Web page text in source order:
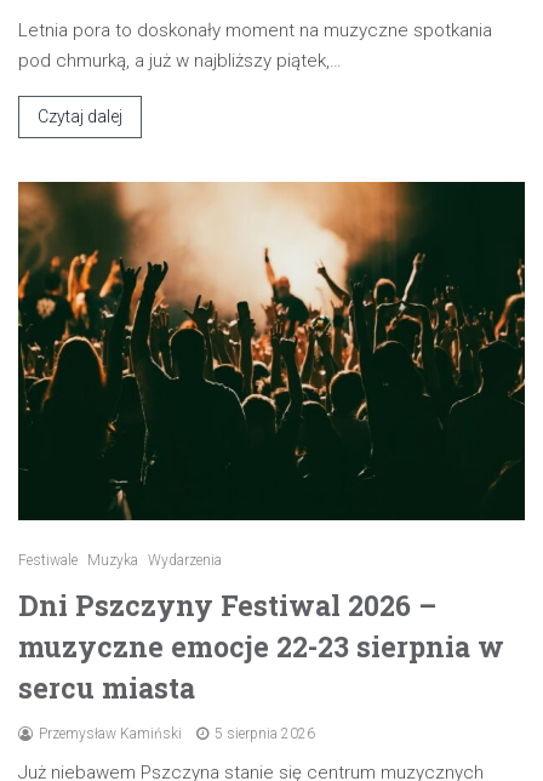
Letnia pora to doskonały moment na muzyczne spotkania
pod chmurką, a już w najbliższy piątek,…
Czytaj dalej
Festiwale Muzyka Wydarzenia
Dni Pszczyny Festiwal 2026 –
muzyczne emocje 22-23 sierpnia w
sercu miasta
Przemysław Kamiński 5 sierpnia 2026
Już niebawem Pszczyna stanie się centrum muzycznych